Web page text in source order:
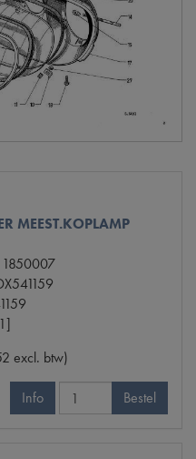
MEEST.KOPLAMP
1850007
excl. btw)
Info Bestel